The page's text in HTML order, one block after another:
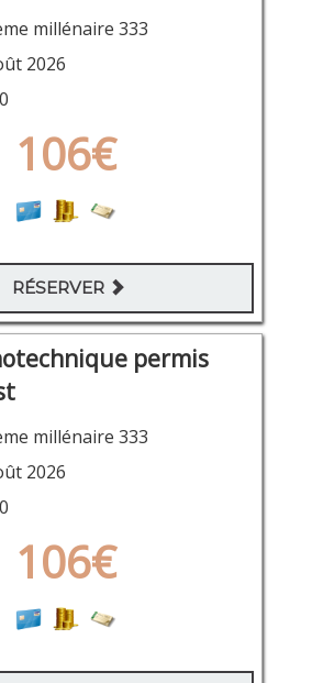
millénaire 333
2026
106€
RÉSERVER
permis
millénaire 333
2026
106€